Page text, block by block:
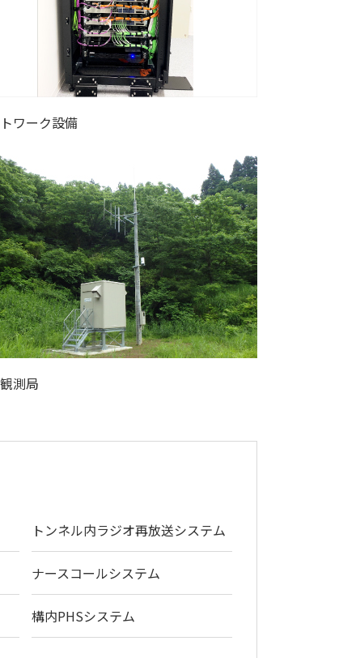
ワーク設備
測局
トンネル内ラジオ再放送システム
ナースコールシステム
構内PHSシステム